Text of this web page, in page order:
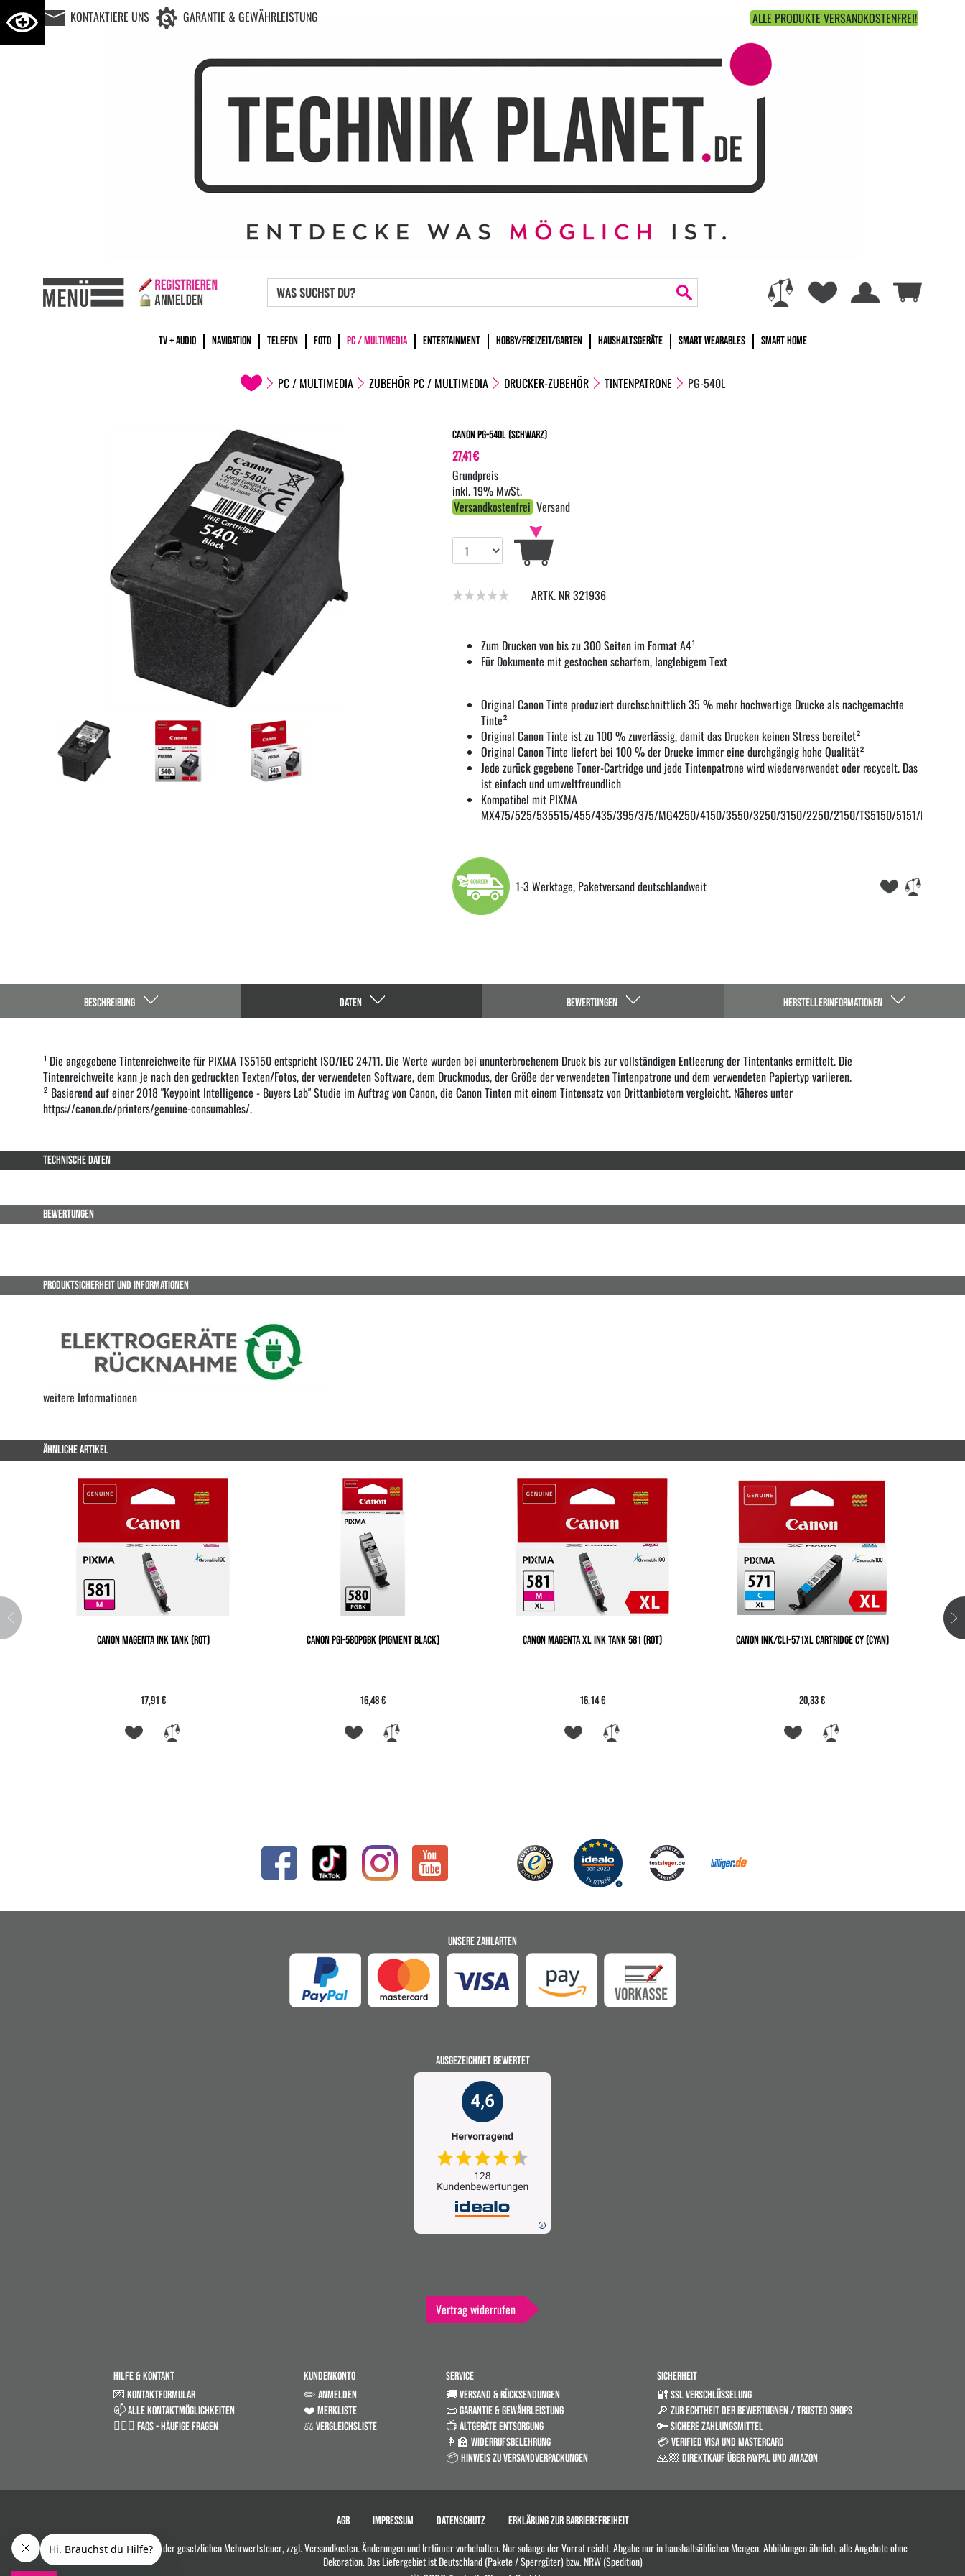
KONTAKTIERE UNS GARANTIE & GEWÄHRLEISTUNG ALLE PRODUKTE VERSANDKOSTENFREI!
TV + AUDIO NAVIGATION TELEFON FOTO PC / MULTIMEDIA ENTERTAINMENT HOBBY/FREIZEIT/GARTEN HAUSHALTSGERÄTE SMART WEARABLES SMART HOME
PC / MULTIMEDIA ZUBEHÖR PC / MULTIMEDIA DRUCKER-ZUBEHÖR TINTENPATRONE PG-540L
Canon PG-540L (Schwarz)
ARTK. NR 321936
Zum Drucken von bis zu 300 Seiten im Format A4¹
Für Dokumente mit gestochen scharfem, langlebigem Text
Original Canon Tinte produziert durchschnittlich 35 % mehr hochwertige Drucke als nachgemachte
Tinte²
Original Canon Tinte ist zu 100 % zuverlässig, damit das Drucken keinen Stress bereitet²
Original Canon Tinte liefert bei 100 % der Drucke immer eine durchgängig hohe Qualität²
Jede zurück gegebene Toner-Cartridge und jede Tintenpatrone wird wiederverwendet oder recycelt. Das
ist einfach und umweltfreundlich
Kompatibel mit PIXMA
MX475/525/535515/455/435/395/375/MG4250/4150/3550/3250/3150/2250/2150/TS5150/5151/
1-3 Werktage, Paketversand deutschlandweit
27,41 €
inkl. 19% MwSt.
Versandkostenfrei Versand
BESCHREIBUNG DATEN BEWERTUNGEN HERSTELLERINFORMATIONEN
¹ Die angegebene Tintenreichweite für PIXMA TS5150 entspricht ISO/IEC 24711. Die Werte wurden bei ununterbrochenem Druck bis zur vollständigen Entleerung der Tintentanks ermittelt. Die
Tintenreichweite kann je nach den gedruckten Texten/Fotos, der verwendeten Software, dem Druckmodus, der Größe der verwendeten Tintenpatrone und dem verwendeten Papiertyp variieren.
² Basierend auf einer 2018 "Keypoint Intelligence - Buyers Lab" Studie im Auftrag von Canon, die Canon Tinten mit einem Tintensatz von Drittanbietern vergleicht. Näheres unter
https://canon.de/printers/genuine-consumables/.
TECHNISCHE DATEN
BEWERTUNGEN
PRODUKTSICHERHEIT UND INFORMATIONEN
weitere Informationen
ÄHNLICHE ARTIKEL
CANON MAGENTA INK TANK (ROT)
17,91 €
CANON PGI-580PGBK (PIGMENT BLACK)
16,48 €
CANON MAGENTA XL INK TANK 581 (ROT)
16,14 €
CANON INK/CLI-571XL CARTRIDGE CY (CYAN)
20,33 €
UNSERE ZAHLARTEN
AUSGEZEICHNET BEWERTET
Vertrag widerrufen
HILFE & KONTAKT
💌 KONTAKTFORMULAR
📫 ALLE KONTAKTMÖGLICHKEITEN
🤷🏼‍♂️ FAQS - HÄUFIGE FRAGEN
KUNDENKONTO
✏️ ANMELDEN
❤️ MERKLISTE
⚖️ VERGLEICHSLISTE
SERVICE
🚚 VERSAND & RÜCKSENDUNGEN
📜 GARANTIE & GEWÄHRLEISTUNG
📺 ALTGERÄTE ENTSORGUNG
👩‍🏫 WIDERRUFSBELEHRUNG
📦 HINWEIS ZU VERSANDVERPACKUNGEN
SICHERHEIT
🔐 SSL VERSCHLÜSSELUNG
🔎 ZUR ECHTHEIT DER BEWERTUGNEN / TRUSTED SHOPS
🔑 SICHERE ZAHLUNGSMITTEL
💳 VERIFIED VISA UND MASTERCARD
🙏🏼 DIREKTKAUF ÜBER PAYPAL UND AMAZON
AGB IMPRESSUM DATENSCHUTZ ERKLÄRUNG ZUR BARRIEREFREIHEIT
*Alle Preise in Euro und inkl. der gesetzlichen Mehrwertsteuer, zzgl. Versandkosten. Änderungen und Irrtümer vorbehalten. Nur solange der Vorrat reicht. Abgabe nur in haushaltsüblichen Mengen. Abbildungen ähnlich, alle Angebote ohne
Dekoration. Das Liefergebiet ist Deutschland (Pakete / Sperrgüter) bzw. NRW (Spedition)